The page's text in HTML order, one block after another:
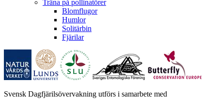
Träna på pollinatörer
Blomflugor
Humlor
Solitärbin
Fjärilar
Svensk Dagfjärilsövervakning utförs i samarbete med